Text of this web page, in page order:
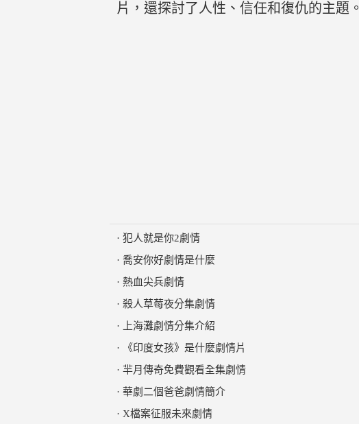
片，還探討了人性、信任和復仇的主題。
· 犯人就是你2劇情
· 喬安你好劇情是什麼
· 熱血尖兵劇情
· 殺人草莓夜分集劇情
·
上海灘劇情分集介紹
·
《印度女孩》是什麼劇情片
· 羋月傳奇免費觀看全集劇情
· 華劇二個爸爸劇情簡介
· X檔案征服未來劇情